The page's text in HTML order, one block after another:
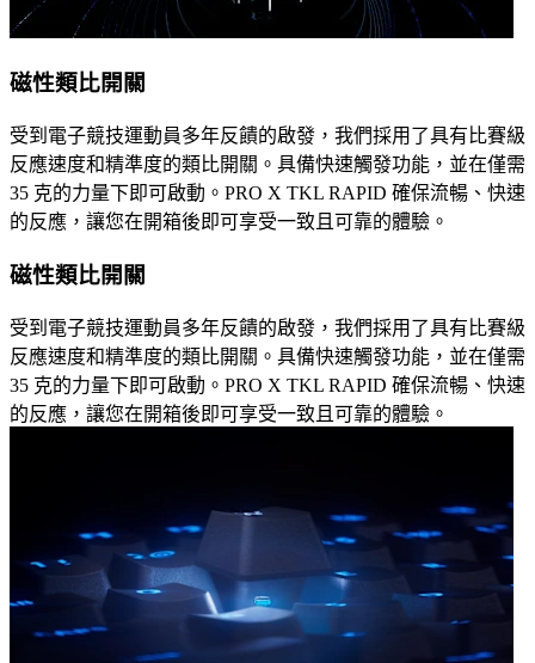
磁性類比開關
受到電子競技運動員多年反饋的啟發，我們採用了具有比賽級
反應速度和精準度的類比開關。具備快速觸發功能，並在僅需
35 克的力量下即可啟動。PRO X TKL RAPID 確保流暢、快速
的反應，讓您在開箱後即可享受一致且可靠的體驗。
磁性類比開關
受到電子競技運動員多年反饋的啟發，我們採用了具有比賽級
反應速度和精準度的類比開關。具備快速觸發功能，並在僅需
35 克的力量下即可啟動。PRO X TKL RAPID 確保流暢、快速
的反應，讓您在開箱後即可享受一致且可靠的體驗。